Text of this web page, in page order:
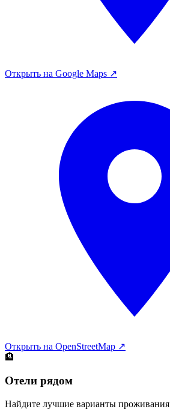
Открыть на Google Maps ↗
Открыть на OpenStreetMap ↗
🏨
Отели рядом
Найдите лучшие варианты проживания